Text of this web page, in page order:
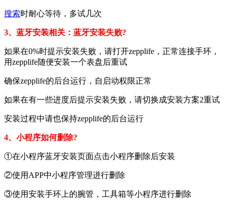
搜索时耐心等待，多试几次
3、蓝牙安装相关：蓝牙安装失败?
如果在0%时提示安装失败，请打开zepplife，正常连接手环，
用zepplife随便安装一个表盘后重试
确保zepplife的后台运行，自启动权限正常
如果在有一些进度后提示安装失败，请切换成安装方案2重试
安装过程中请也保持zepplife的后台运行
4、小程序如何删除?
①在小程序蓝牙安装页面点击小程序删除后安装
②使用APP中小程序管理进行删除
③使用安装手环上的腕管，工具箱等小程序进行删除